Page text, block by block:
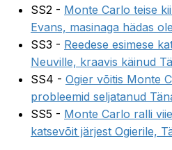
SS2 - Monte Carlo teise
Evans, masinaga hädas
SS3 - Reedese esimese
Neuville, kraavis käinud
SS4 - Ogier võitis Monte
probleemid seljatanud
SS5 - Monte Carlo ralli
katsevõit järjest Ogierile,